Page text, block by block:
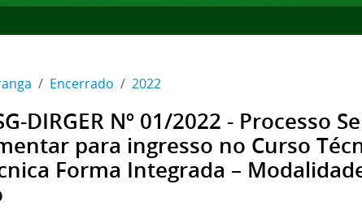
Encerrado 2022
DIRGER Nº 01/2022 - Processo
para ingresso no Curso
Forma Integrada – Modalidade